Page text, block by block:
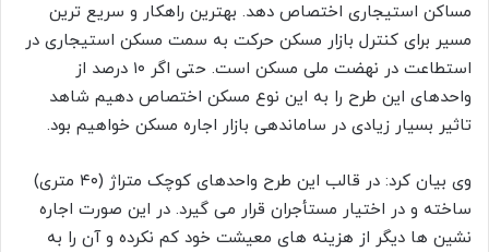
مساکن استیجاری اختصاص دهد. بهترین راهکار و سریع ترین
مسیر برای کنترل بازار مسکن حرکت به سمت مسکن استیجاری در
استطاعت در نهضت ملی مسکن است. حتی اگر ۱۰ درصد از
واحدهای این طرح را به این نوع مسکن اختصاص دهیم شاهد
تاثیر بسیار زیادی در ساماندهی بازار اجاره مسکن خواهیم بود.
وی بیان کرد: در قالب این طرح واحدهای کوچک متراژ (۴۰ متری)
ساخته و در اختیار مستأجران قرار می گیرد. در این صورت اجاره
نشین ها دیگر از هزینه های معیشت خود کم نکرده و آن را به